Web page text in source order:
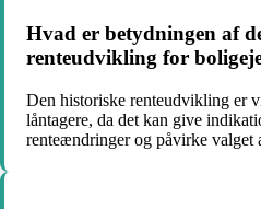
Hvad er betydningen af
renteudvikling for
Den historiske renteudvikling er
låntagere, da det kan give
renteændringer og påvirke valget